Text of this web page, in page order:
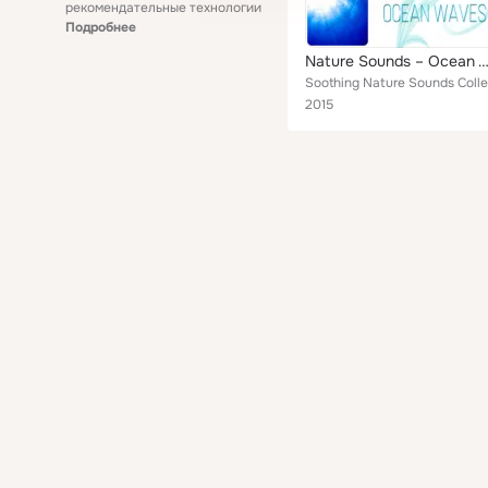
рекомендательные технологии
Подробнее
Nature Sounds – Ocean Waves Collection, Soothing Sounds for Massage, Spa & Wellness, Relaxation Meditation, Yoga Classes, Relaxi...
2015